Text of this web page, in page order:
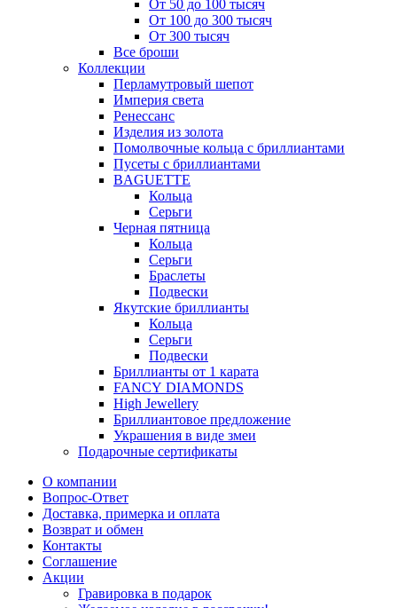
От 50 до 100 тысяч
От 100 до 300 тысяч
От 300 тысяч
Все броши
Коллекции
Перламутровый шепот
Империя света
Ренессанс
Изделия из золота
Помолвочные кольца с бриллиантами
Пусеты с бриллиантами
BAGUETTE
Кольца
Серьги
Черная пятница
Кольца
Серьги
Браслеты
Подвески
Якутские бриллианты
Кольца
Серьги
Подвески
Бриллианты от 1 карата
FANCY DIAMONDS
High Jewellery
Бриллиантовое предложение
Украшения в виде змеи
Подарочные сертификаты
О компании
Вопрос-Ответ
Доставка, примерка и оплата
Возврат и обмен
Контакты
Соглашение
Акции
Гравировка в подарок